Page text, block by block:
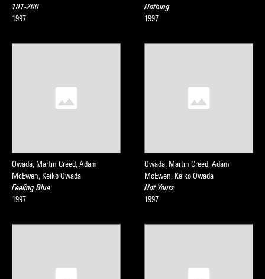
101-200
1997
Nothing
1997
Owada, Martin Creed, Adam
McEwen, Keiko Owada
Feeling Blue
1997
Owada, Martin Creed, Adam
McEwen, Keiko Owada
Not Yours
1997